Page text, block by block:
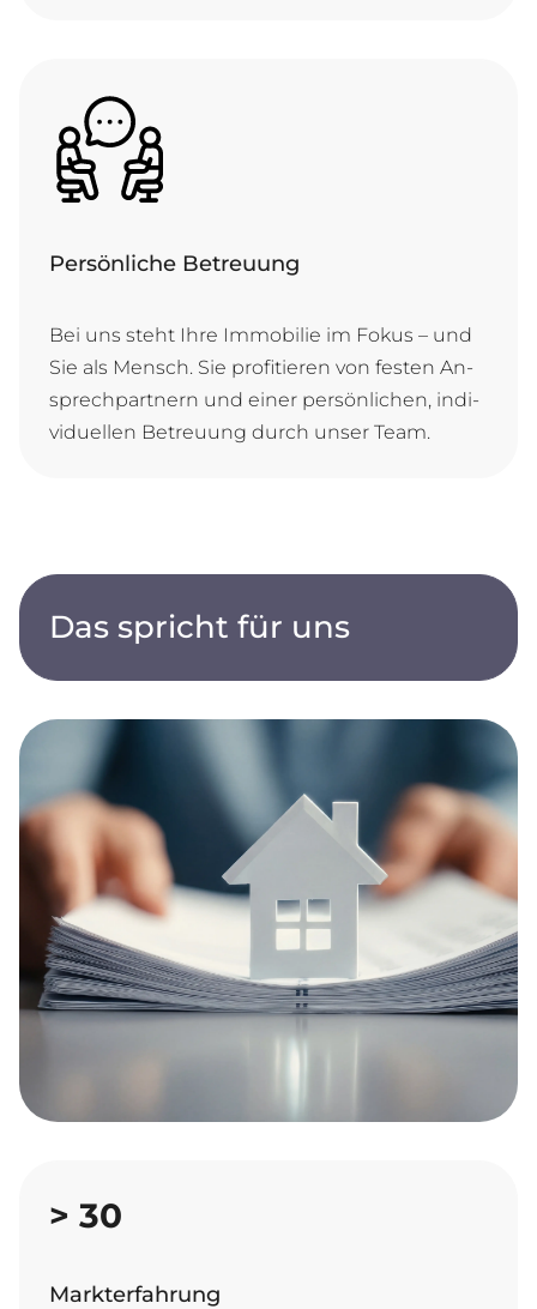
Persönliche Betreuung
Bei uns steht Ih­re Im­mo­bi­lie im Fo­kus – und
Sie als Mensch. Sie pro­fi­tie­ren von fes­ten An­
sprech­part­nern und ei­ner per­sön­li­chen, in­di­
vi­du­el­len Be­treu­ung durch un­ser Team.
Das spricht für uns
> 30
Markterfahrung